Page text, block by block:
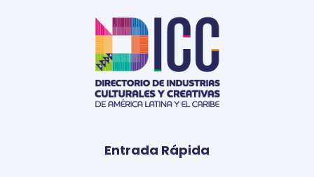
Entrada Rápida